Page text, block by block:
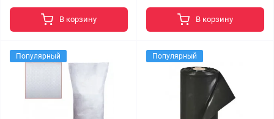
В корзину В корзину
Популярный Популярный